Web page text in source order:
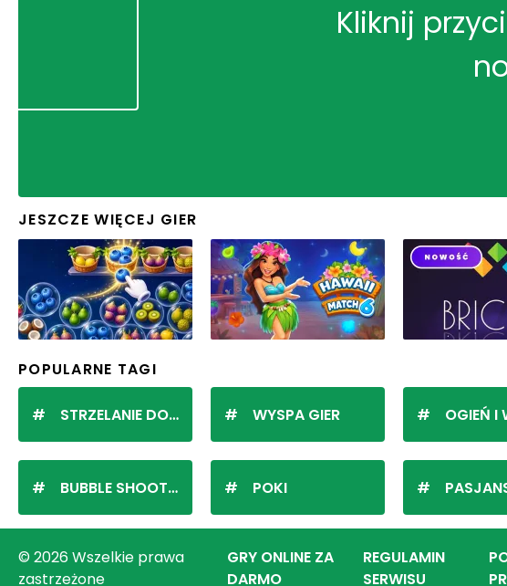
Kliknij
JESZCZE WIĘCEJ GIER
POPULARNE TAGI
STRZELANIE DO KULEK
BUBBLE SHOOTER
WYSPA GIER
POKI
OGIEŃ I
PASJANS
© 2026 Wszelkie prawa
zastrzeżone
GRY ONLINE ZA
DARMO
REGULAMIN
SERWISU